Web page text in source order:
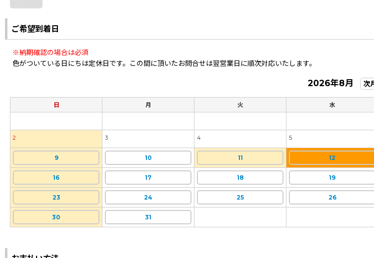
ご希望到着日
※納期確認の場合は必須
色がついている日にちは定休日です。この間に頂いたお問合せは翌営業日に順次対応いたします。
2026年8月 次
日 月 火 水
2 3 4 5
9 10 11 12
16 17 18 19
23 24 25 26
30 31